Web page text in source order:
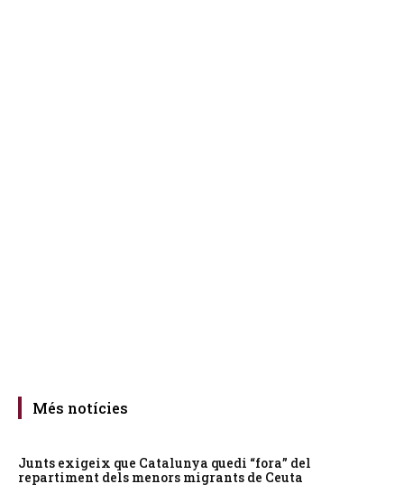
Més notícies
Junts exigeix que Catalunya quedi “fora” del
repartiment dels menors migrants de Ceuta